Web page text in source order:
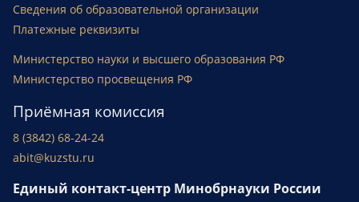
Сведения об образовательной организации
Платежные реквизиты
Министерство науки и высшего образования РФ
Министерство просвещения РФ
Приёмная комиссия
8 (3842) 68-24-24
abit@kuzstu.ru
Единый контакт-центр Минобрнауки России